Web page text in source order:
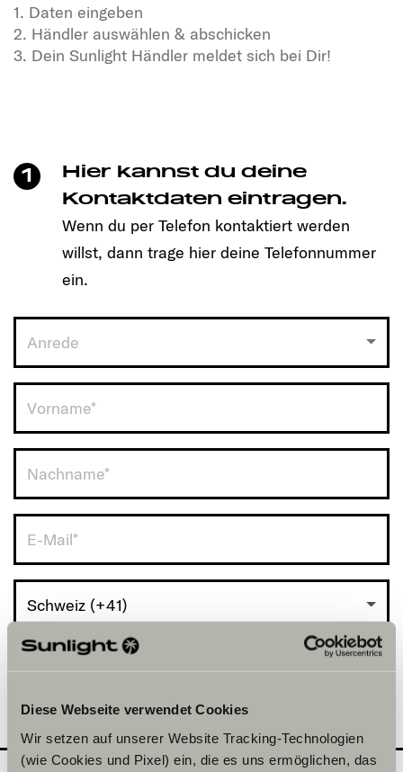
Diese Webseite verwendet Cookies
Wir setzen auf unserer Website Tracking-Technologien
(wie Cookies und Pixel) ein, die es uns ermöglichen, das
1. Daten eingeben
2. Händler auswählen & abschicken
3. Dein Sunlight Händler meldet sich bei Dir!
So einfach geht es:
1. Daten eingeben
2. Händler auswählen & abschicken
3. Dein Sunlight Händler meldet sich bei Dir!
1
Hier kannst du deine
Kontaktdaten eintragen.
Wenn du per Telefon kontaktiert werden
willst, dann trage hier deine Telefonnummer
ein.
Anrede
Schweiz (+41)